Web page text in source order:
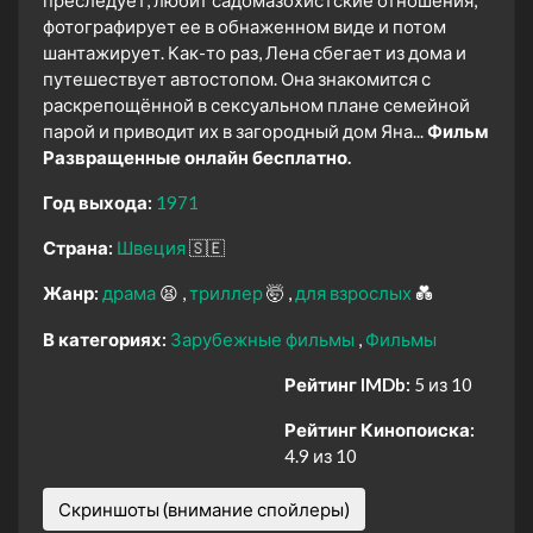
фотографирует ее в обнаженном виде и потом
шантажирует. Как-то раз, Лена сбегает из дома и
путешествует автостопом. Она знакомится с
раскрепощённой в сексуальном плане семейной
парой и приводит их в загородный дом Яна...Фильм
Развращенные онлайн бесплатно.
Год выхода: 1971
Страна: Швеция🇸🇪
Жанр: драма 😫 триллер🤯 для взрослых 💑
В категориях: Зарубежные фильмы Фильмы
Рейтинг IMDb: 5 из 10
Рейтинг Кинопоиска:
4.9 из 10
Скриншоты (внимание спойлеры)